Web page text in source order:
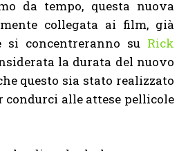
da tempo, questa nuova
collegata ai film, già
si concentreranno su Rick
la durata del nuovo
questo sia stato realizzato
condurci alle attese pellicole